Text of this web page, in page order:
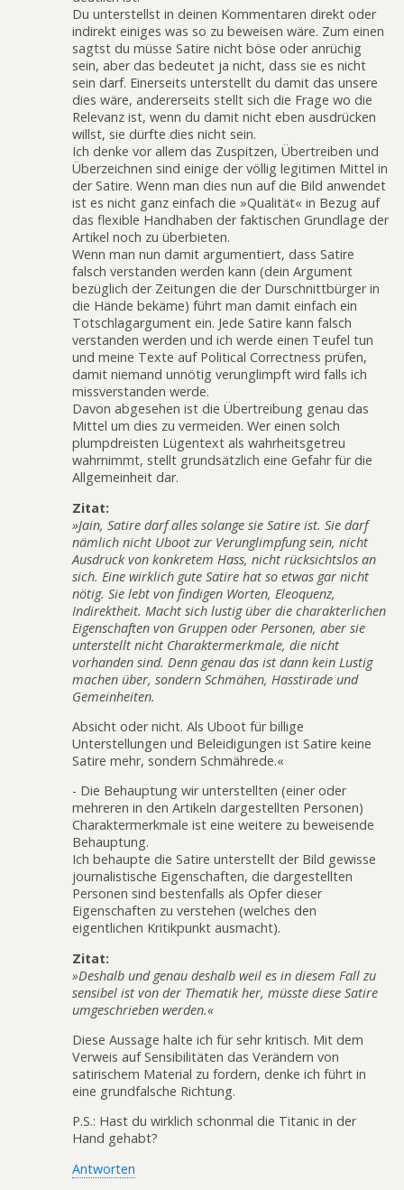
Du unterstellst in deinen Kommentaren direkt oder
indirekt einiges was so zu beweisen wäre. Zum einen
sagtst du müsse Satire nicht böse oder anrüchig
sein, aber das bedeutet ja nicht, dass sie es nicht
sein darf. Einerseits unterstellt du damit das unsere
dies wäre, andererseits stellt sich die Frage wo die
Relevanz ist, wenn du damit nicht eben ausdrücken
willst, sie dürfte dies nicht sein.
Ich denke vor allem das Zuspitzen, Übertreiben und
Überzeichnen sind einige der völlig legitimen Mittel in
der Satire. Wenn man dies nun auf die Bild anwendet
ist es nicht ganz einfach die »Qualität« in Bezug auf
das flexible Handhaben der faktischen Grundlage der
Artikel noch zu überbieten.
Wenn man nun damit argumentiert, dass Satire
falsch verstanden werden kann (dein Argument
bezüglich der Zeitungen die der Durschnittbürger in
die Hände bekäme) führt man damit einfach ein
Totschlagargument ein. Jede Satire kann falsch
verstanden werden und ich werde einen Teufel tun
und meine Texte auf Political Correctness prüfen,
damit niemand unnötig verunglimpft wird falls ich
missverstanden werde.
Davon abgesehen ist die Übertreibung genau das
Mittel um dies zu vermeiden. Wer einen solch
plumpdreisten Lügentext als wahrheitsgetreu
wahrnimmt, stellt grundsätzlich eine Gefahr für die
Allgemeinheit dar.
Zitat:
»Jain, Satire darf alles solange sie Satire ist. Sie darf
nämlich nicht Uboot zur Verunglimpfung sein, nicht
Ausdruck von konkretem Hass, nicht rücksichtslos an
sich. Eine wirklich gute Satire hat so etwas gar nicht
nötig. Sie lebt von findigen Worten, Eleoquenz,
Indirektheit. Macht sich lustig über die charakterlichen
Eigenschaften von Gruppen oder Personen, aber sie
unterstellt nicht Charaktermerkmale, die nicht
vorhanden sind. Denn genau das ist dann kein Lustig
machen über, sondern Schmähen, Hasstirade und
Gemeinheiten.
Absicht oder nicht. Als Uboot für billige
Unterstellungen und Beleidigungen ist Satire keine
Satire mehr, sondern Schmährede.«
- Die Behauptung wir unterstellten (einer oder
mehreren in den Artikeln dargestellten Personen)
Charaktermerkmale ist eine weitere zu beweisende
Behauptung.
Ich behaupte die Satire unterstellt der Bild gewisse
journalistische Eigenschaften, die dargestellten
Personen sind bestenfalls als Opfer dieser
Eigenschaften zu verstehen (welches den
eigentlichen Kritikpunkt ausmacht).
Zitat:
»Deshalb und genau deshalb weil es in diesem Fall zu
sensibel ist von der Thematik her, müsste diese Satire
umgeschrieben werden.«
Diese Aussage halte ich für sehr kritisch. Mit dem
Verweis auf Sensibilitäten das Verändern von
satirischem Material zu fordern, denke ich führt in
eine grundfalsche Richtung.
P.S.: Hast du wirklich schonmal die Titanic in der
Hand gehabt?
Antworten